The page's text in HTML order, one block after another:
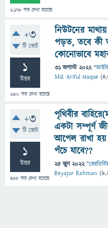
6,178 বার দেখা হয়েছে
+3
টি ভোট
1
উত্তর
690 বার দেখা হয়েছে
নিউটনের
পড়ত, তবে কী
কোনোভাবে
31 অগাস্ট 2022 "
Md. Ariful Haque (
+3
টি ভোট
1
উত্তর
435 বার দেখা হয়েছে
পৃথিবীর
একটা সম্পূর্ণ
আপেল রাখা
পঁচে যাবে??
25 জুন 2022 "
Reyajur Rahman (